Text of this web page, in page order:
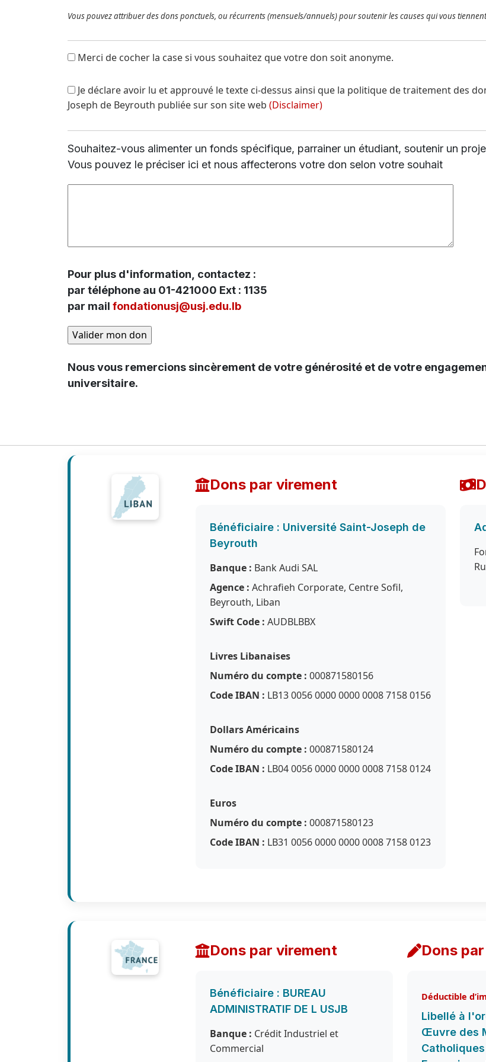
Vous pouvez attribuer des dons ponctuels, ou récurrents (mensuels/annuels) pour soutenir les causes qui vous
Merci de cocher la case si vous souhaitez que votre don soit anonyme.
Je déclare avoir lu et approuvé le texte ci-dessus ainsi que la politique de traitement des données à caractère personnel de l’Université Saint -
Joseph de Beyrouth publiée sur son site web (Disclaimer)
Souhaitez-
Vous pouvez le préciser ici et nous affecterons votre don selon votre souhait
Pour plus d'information, contactez :
par téléphone au 01-421000 Ext : 1135
par mail fondationusj@usj.edu.lb
Nous vous remercions sincèrement de votre générosité et de votre engagement envers l′USJ et l'HDF, son hôpital
universitaire.
Dons par virement
Bénéficiaire : Université Saint-Joseph de
Beyrouth
Banque : Bank Audi SAL
Agence : Achrafieh Corporate, Centre Sofil,
Beyrouth, Liban
Swift Code : AUDBLBBX
Livres Libanaises
Numéro du compte : 000871580156
Code IBAN : LB13 0056 0000 0000 0008 7158 0156
Dollars Américains
Numéro du compte : 000871580124
Code IBAN : LB04 0056 0000 0000 0008 7158 0124
Euros
Numéro du compte : 000871580123
Code IBAN : LB31 0056 0000 0000 0008 7158 0123
Dons par virement
Bénéficiaire : BUREAU
ADMINISTRATIF DE L USJB
Banque : Crédit Industriel et
Commercial
Dons
Déductible
Libellé à
Œuvre des
Catholiques